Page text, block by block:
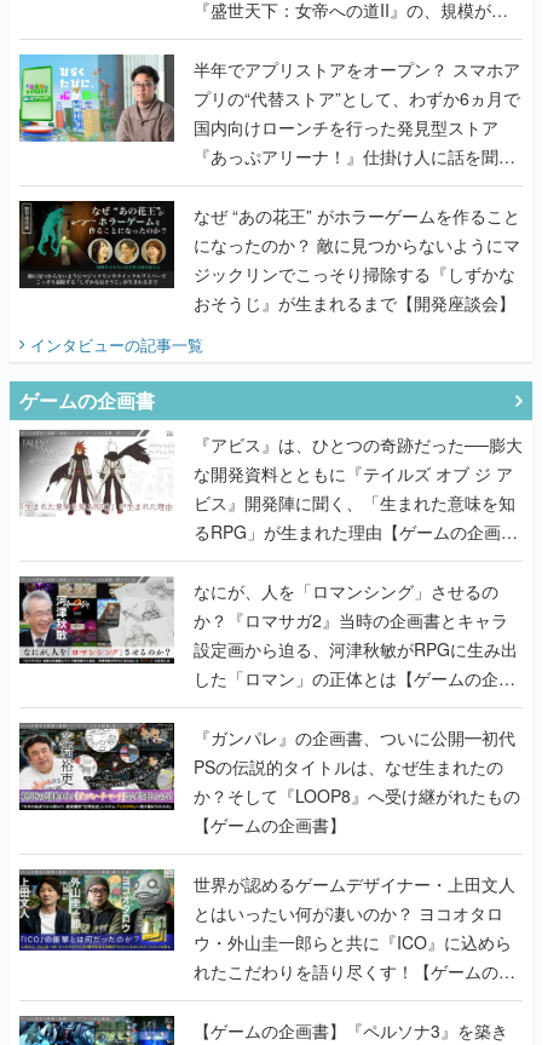
『盛世天下：女帝への道II』の、規模が違
うこだわりをプロデューサーに聞いた
半年でアプリストアをオープン？ スマホア
プリの“代替ストア”として、わずか6ヵ月で
国内向けローンチを行った発見型ストア
『あっぷアリーナ！』仕掛け人に話を聞い
てみた
なぜ “あの花王” がホラーゲームを作ること
になったのか？ 敵に見つからないようにマ
ジックリンでこっそり掃除する『しずかな
おそうじ』が生まれるまで【開発座談会】
インタビューの記事一覧
ゲームの企画書
『アビス』は、ひとつの奇跡だった──膨大
な開発資料とともに『テイルズ オブ ジ ア
ビス』開発陣に聞く、「生まれた意味を知
るRPG」が生まれた理由【ゲームの企画
書】
なにが、人を「ロマンシング」させるの
か？『ロマサガ2』当時の企画書とキャラ
設定画から迫る、河津秋敏がRPGに生み出
した「ロマン」の正体とは【ゲームの企画
書】
『ガンパレ』の企画書、ついに公開━初代
PSの伝説的タイトルは、なぜ生まれたの
か？そして『LOOP8』へ受け継がれたもの
【ゲームの企画書】
世界が認めるゲームデザイナー・上田文人
とはいったい何が凄いのか？ ヨコオタロ
ウ・外山圭一郎らと共に『ICO』に込めら
れたこだわりを語り尽くす！【ゲームの企
画書】
【ゲームの企画書】『ペルソナ3』を築き